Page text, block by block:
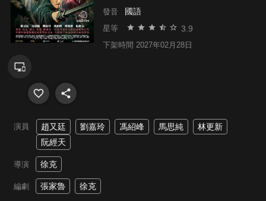
發音 國語
星等 3.9
下架時間 2027年02月28日
演員 趙又廷 劉嘉玲 馮紹峰 馬思純
林更新
阮經天
導演 徐克
編劇 張家魯 徐克